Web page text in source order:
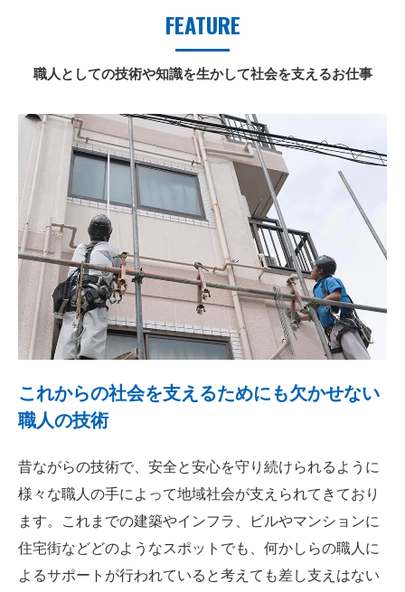
職人としての技術や知識を生かして社会を支えるお仕事
FEATURE
これからの社会を支えるためにも欠かせない
職人の技術
昔ながらの技術で、安全と安心を守り続けられるように
様々な職人の手によって地域社会が支えられてきており
ます。これまでの建築やインフラ、ビルやマンションに
住宅街などどのようなスポットでも、何かしらの職人に
よるサポートが行われていると考えても差し支えはない